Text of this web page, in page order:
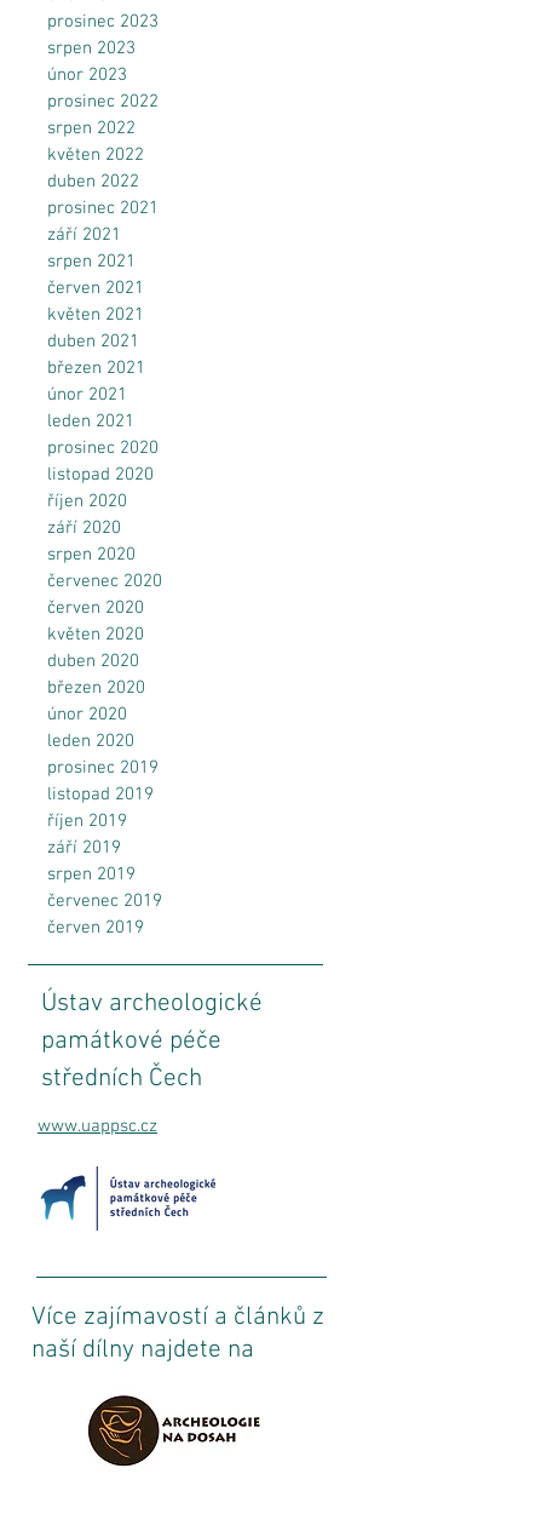
prosinec 2023
srpen 2023
únor 2023
prosinec 2022
srpen 2022
květen 2022
duben 2022
prosinec 2021
září 2021
srpen 2021
červen 2021
květen 2021
duben 2021
březen 2021
únor 2021
leden 2021
prosinec 2020
listopad 2020
říjen 2020
září 2020
srpen 2020
červenec 2020
červen 2020
květen 2020
duben 2020
březen 2020
únor 2020
leden 2020
prosinec 2019
listopad 2019
říjen 2019
září 2019
srpen 2019
červenec 2019
červen 2019
Ústav archeologické
památkové péče
středních Čech
www.uappsc.cz
Více zajímavostí a článků z
naší dílny najdete na